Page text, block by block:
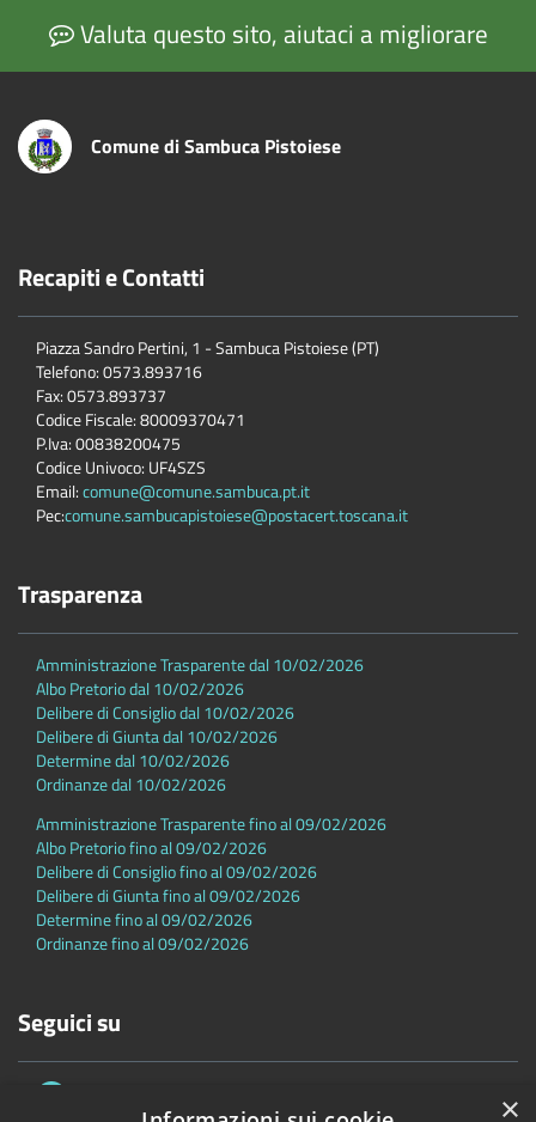
Valuta questo sito, aiutaci a migliorare
Comune di Sambuca Pistoiese
Recapiti e Contatti
Piazza Sandro Pertini, 1 - Sambuca Pistoiese (PT)
Telefono: 0573.893716
Fax: 0573.893737
Codice Fiscale: 80009370471
P.Iva: 00838200475
Codice Univoco: UF4SZS
Email:comune@comune.sambuca.pt.it
Pec:comune.sambucapistoiese@postacert.toscana.it
Trasparenza
Amministrazione Trasparente dal 10/02/2026
Albo Pretorio dal 10/02/2026
Delibere di Consiglio dal 10/02/2026
Delibere di Giunta dal 10/02/2026
Determine dal 10/02/2026
Ordinanze dal 10/02/2026
Amministrazione Trasparente fino al 09/02/2026
Albo Pretorio fino al 09/02/2026
Delibere di Consiglio fino al 09/02/2026
Delibere di Giunta fino al 09/02/2026
Determine fino al 09/02/2026
Ordinanze fino al 09/02/2026
Seguici su
×